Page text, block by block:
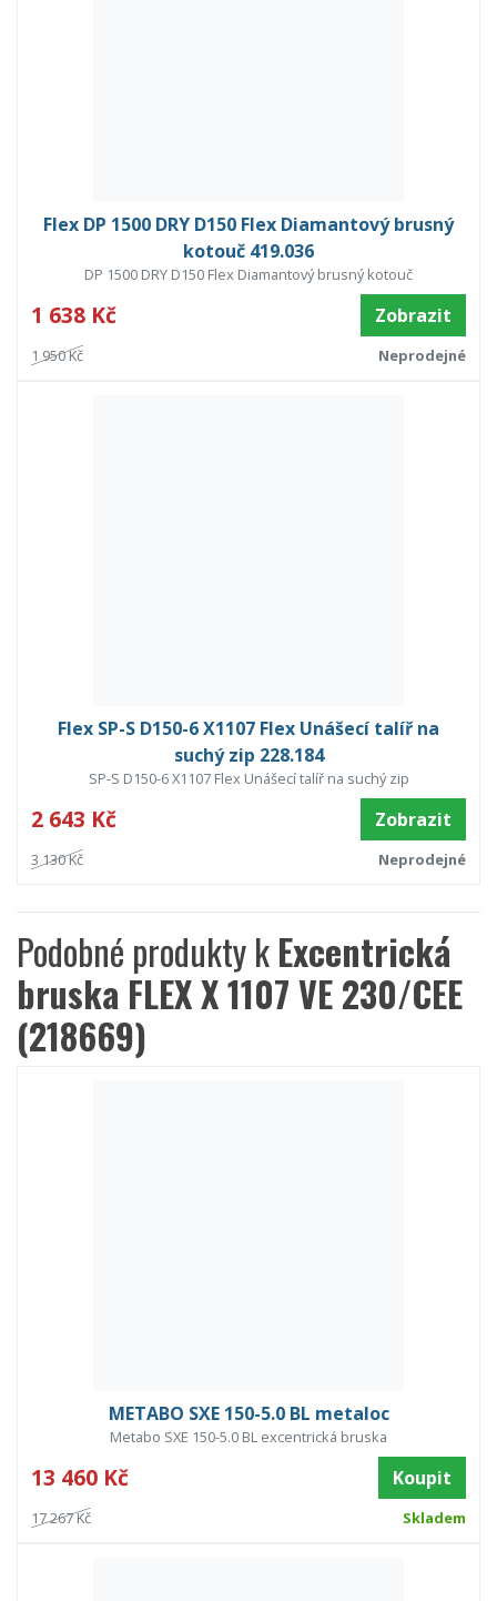
Flex DP 1500 DRY D150 Flex Diamantový brusný
kotouč 419.036
DP 1500 DRY D150 Flex Diamantový brusný kotouč
1 638 Kč Zobrazit
1 950 Kč Neprodejné
Flex SP-S D150-6 X1107 Flex Unášecí talíř na
suchý zip 228.184
SP-S D150-6 X1107 Flex Unášecí talíř na suchý zip
2 643 Kč Zobrazit
3 130 Kč Neprodejné
Podobné produkty kExcentrická
bruska FLEX X 1107 VE 230/CEE
(218669)
METABO SXE 150-5.0 BL metaloc
Metabo SXE 150-5.0 BL excentrická bruska
13 460 Kč Koupit
17 267 Kč Skladem